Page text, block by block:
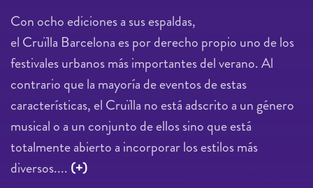
Con ocho ediciones a sus espaldas,
el Cruïlla Barcelona es por derecho propio uno de los
festivales urbanos más importantes del verano. Al
contrario que la mayoría de eventos de estas
características, el Cruïlla no está adscrito a un género
musical o a un conjunto de ellos sino que está
totalmente abierto a incorporar los estilos más
diversos.... (+)